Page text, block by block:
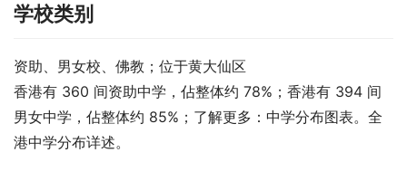
学校类别
资助、男女校、佛教；位于黄大仙区
香港有 360 间资助中学，佔整体约 78%；香港有 394 间
男女中学，佔整体约 85%；了解更多：中学分布图表。全
港中学分布详述。